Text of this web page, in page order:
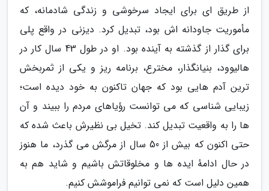
از طریق ای برای ایجاد سرخوشی و زندگی شادمانه، که
مأموریت جاودانه اش بود، تبدیل کرد. دیزنی در واقع پلی
برای گذار از گذشته به آینده بود. او در طول 43 سال کار در
هالیوود، بنیانگذار، مخترع، برنامه ریز و یکی از ثمربخش
ترین آدم هایی بود که جهان تاکنون به خود دیده است؛
زیبایی شناسی که می توانست رؤیاهای مردم را ببیند و آن
ها را به واقعیت تبدیل کند. تخیل بی نظیرش باعث شده که
حتی اکنون که بیش از 50 سال از مرگش می گذرد، ما هنوز
در حال ادامهٔ ایده ها و مخلوقاتش باشیم و شاید هم به
همین دلیل است که نمی توانیم فراموشش کنیم.